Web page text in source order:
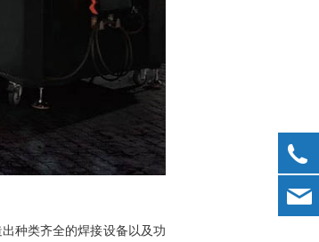
种类齐全的焊接设备以及功